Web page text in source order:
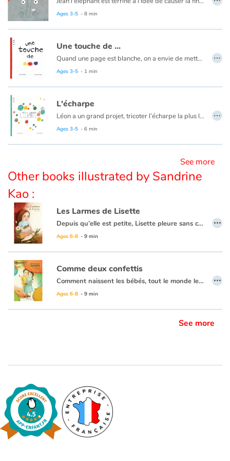
Blog
Learn french with Storyplay'r
French book lists for children
Reading for children
Activities and workshops
Ages 3-5 - 8 min
Une touche de ...
Quand une page est blanche, on a envie de mettre un peu de couleurs… Mais attention à ne pas en mettre trop ! Un livre pour apprendre comment à partir de 3 couleurs primaires on peut obtenir d’autres couleurs.
Ages 3-5 - 1 min
…
L'écharpe
Léon a un grand projet, tricoter l’écharpe la plus longue du monde. Petit à petit ses amis le rejoignent et mettent la main à la pâte, désormais, c’est sûr, personne n’aura plus jamais froid.
Ages 3-5 - 6 min
…
See more
Other books illustrated by Sandrine
Kao :
Les Larmes de Lisette
Depuis qu’elle est petite, Lisette pleure sans cesse. À défaut de retenir ses larmes, la fillette utilise des bocaux pour les contenir...
Ages 6-8 - 9 min
…
Comme deux confettis
Comment naissent les bébés, tout le monde le sait... Mais comment naissent les parents ?
Ages 6-8 - 9 min
…
See more